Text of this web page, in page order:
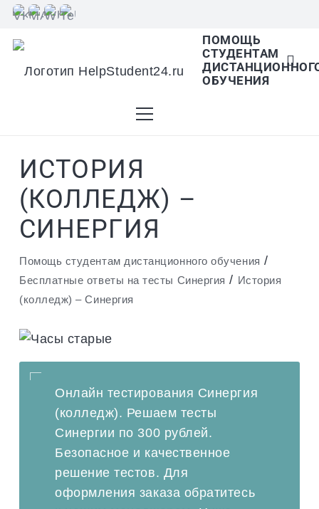
ПОМОЩЬ
СТУДЕНТАМ
ОБУЧЕНИЯ
списке найденных результатов используйте
вверх и вниз для выбора и Enter для
на нужную страницу. Если у вас
с тачскрином, используйте
ИСТОРИЯ
(КОЛЛЕДЖ) –
СИНЕРГИЯ
Помощь студентам дистанционного обучения /
Бесплатные ответы на тесты Синергия / История
(колледж) – Синергия
Онлайн тестирования Синергия
(колледж). Решаем тесты
Синергии по 300 рублей.
Безопасное и качественное
решение тестов. Для
оформления заказа обратитесь